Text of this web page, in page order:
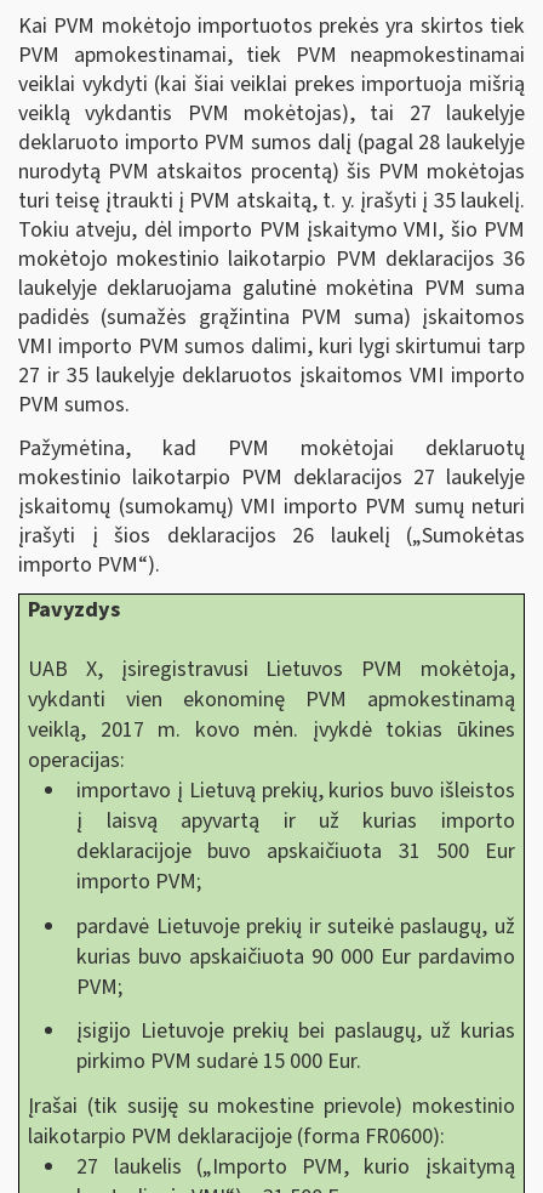
Kai PVM mokėtojo importuotos prekės yra skirtos tiek
PVM apmokestinamai, tiek PVM neapmokestinamai
veiklai vykdyti (kai šiai veiklai prekes importuoja mišrią
veiklą vykdantis PVM mokėtojas), tai 27 laukelyje
deklaruoto importo PVM sumos dalį (pagal 28 laukelyje
nurodytą PVM atskaitos procentą) šis PVM mokėtojas
turi teisę įtraukti į PVM atskaitą, t. y. įrašyti į 35 laukelį.
Tokiu atveju, dėl importo PVM įskaitymo VMI, šio PVM
mokėtojo mokestinio laikotarpio PVM deklaracijos 36
laukelyje deklaruojama galutinė mokėtina PVM suma
padidės (sumažės grąžintina PVM suma) įskaitomos
VMI importo PVM sumos dalimi, kuri lygi skirtumui tarp
27 ir 35 laukelyje deklaruotos įskaitomos VMI importo
PVM sumos.
Pažymėtina, kad PVM mokėtojai deklaruotų
mokestinio laikotarpio PVM deklaracijos 27 laukelyje
įskaitomų (sumokamų) VMI importo PVM sumų neturi
įrašyti į šios deklaracijos 26 laukelį („Sumokėtas
importo PVM“).
Pavyzdys
UAB X, įsiregistravusi Lietuvos PVM mokėtoja,
vykdanti vien ekonominę PVM apmokestinamą
veiklą, 2017 m. kovo mėn. įvykdė tokias ūkines
operacijas:
importavo į Lietuvą prekių, kurios buvo išleistos
į laisvą apyvartą ir už kurias importo
deklaracijoje buvo apskaičiuota 31 500 Eur
importo PVM;
pardavė Lietuvoje prekių ir suteikė paslaugų, už
kurias buvo apskaičiuota 90 000 Eur pardavimo
PVM;
įsigijo Lietuvoje prekių bei paslaugų, už kurias
pirkimo PVM sudarė 15 000 Eur.
Įrašai (tik susiję su mokestine prievole) mokestinio
laikotarpio PVM deklaracijoje (forma FR0600):
27 laukelis („Importo PVM, kurio įskaitymą